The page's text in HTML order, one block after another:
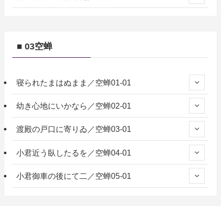
■ 03空蝉
寝られたまはぬまま／空蝉01-01
幼き心地にいかなら／空蝉02-01
渡殿の戸口に寄りゐ／空蝉03-01
小君近う臥したるを／空蝉04-01
小君御車の後にて二／空蝉05-01